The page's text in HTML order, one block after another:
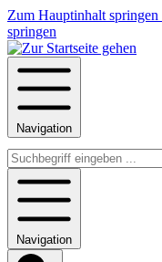
Zum Hauptinhalt springen
springen
Navigation
Navigation